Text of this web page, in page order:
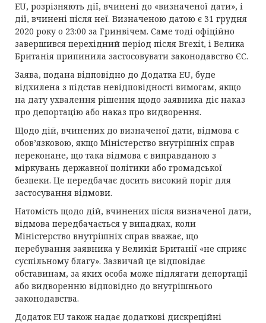
EU, розрізняють дії, вчинені до «визначеної дати», і
дії, вчинені після неї. Визначеною датою є 31 грудня
2020 року о 23:00 за Гринвічем. Саме тоді офіційно
завершився перехідний період після Brexit, і Велика
Британія припинила застосовувати законодавство ЄС.
Заява, подана відповідно до Додатка EU, буде
відхилена з підстав невідповідності вимогам, якщо
на дату ухвалення рішення щодо заявника діє наказ
про депортацію або наказ про видворення.
Щодо дій, вчинених до визначеної дати, відмова є
обов’язковою, якщо Міністерство внутрішніх справ
переконане, що така відмова є виправданою з
міркувань державної політики або громадської
безпеки. Це передбачає досить високий поріг для
застосування відмови.
Натомість щодо дій, вчинених після визначеної дати,
відмова передбачається у випадках, коли
Міністерство внутрішніх справ вважає, що
перебування заявника у Великій Британії «не сприяє
суспільному благу». Зазвичай це відповідає
обставинам, за яких особа може підлягати депортації
або видворенню відповідно до внутрішнього
законодавства.
Додаток EU також надає додаткові дискреційні